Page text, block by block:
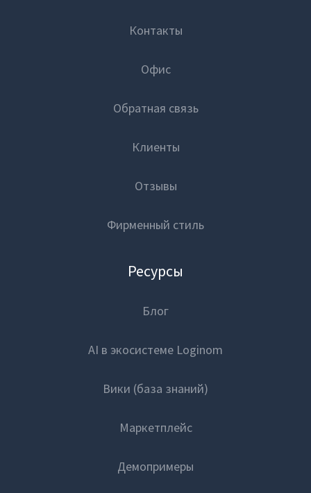
Контакты
Офис
Обратная связь
Клиенты
Отзывы
Фирменный стиль
Ресурсы
Блог
AI в экосистеме Loginom
Вики (база знаний)
Маркетплейс
Демопримеры